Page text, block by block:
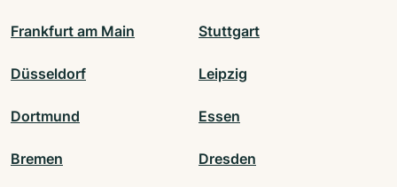
Frankfurt am Main Stuttgart
Düsseldorf Leipzig
Dortmund Essen
Bremen Dresden